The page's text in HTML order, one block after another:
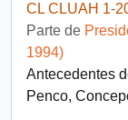
CL CLUAH 1-
Parte de
1994)
Antecedentes
Penco,